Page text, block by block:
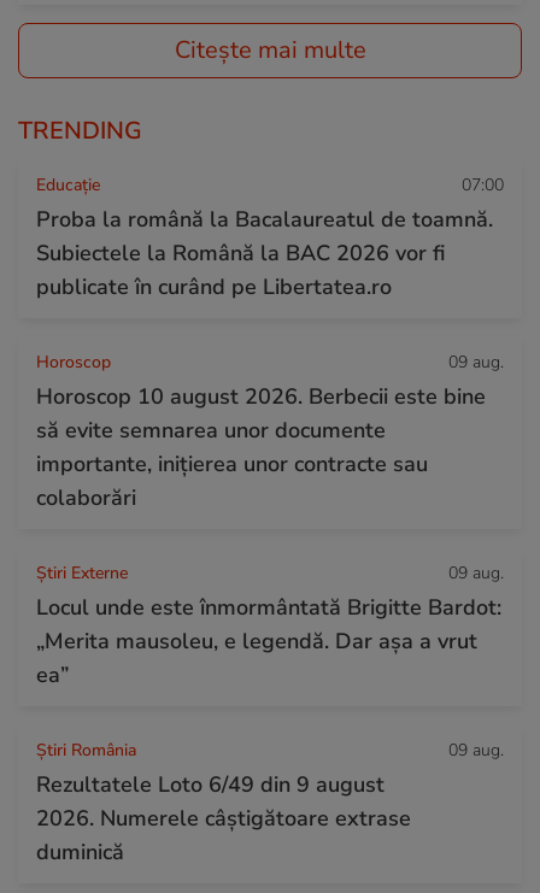
Citește mai multe
TRENDING
Educație 07:00
Proba la română la Bacalaureatul de toamnă.
Subiectele la Română la BAC 2026 vor fi
publicate în curând pe Libertatea.ro
Horoscop 09 aug.
Horoscop 10 august 2026. Berbecii este bine
să evite semnarea unor documente
importante, inițierea unor contracte sau
colaborări
Știri Externe 09 aug.
Locul unde este înmormântată Brigitte Bardot:
„Merita mausoleu, e legendă. Dar așa a vrut
ea”
Știri România 09 aug.
Rezultatele Loto 6/49 din 9 august
2026. Numerele câștigătoare extrase
duminică